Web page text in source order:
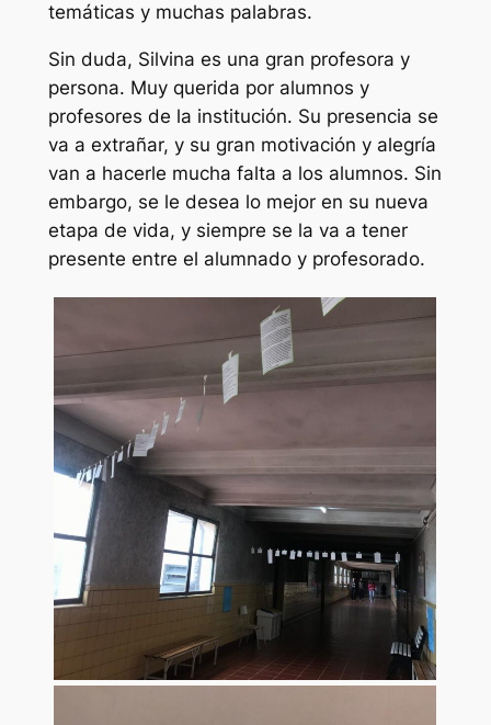
temáticas y muchas palabras.
Sin duda, Silvina es una gran profesora y
persona. Muy querida por alumnos y
profesores de la institución. Su presencia se
va a extrañar, y su gran motivación y alegría
van a hacerle mucha falta a los alumnos. Sin
embargo, se le desea lo mejor en su nueva
etapa de vida, y siempre se la va a tener
presente entre el alumnado y profesorado.